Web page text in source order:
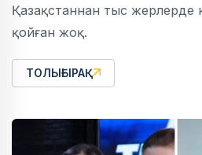
Қазақстаннан тыс жерлерде
қойған жоқ.
ТОЛЫҒЫРАҚ